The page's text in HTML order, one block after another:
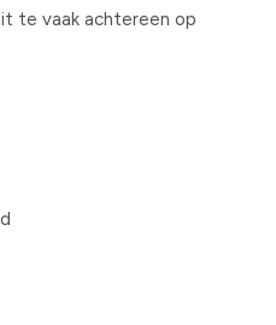
te vaak achtereen op